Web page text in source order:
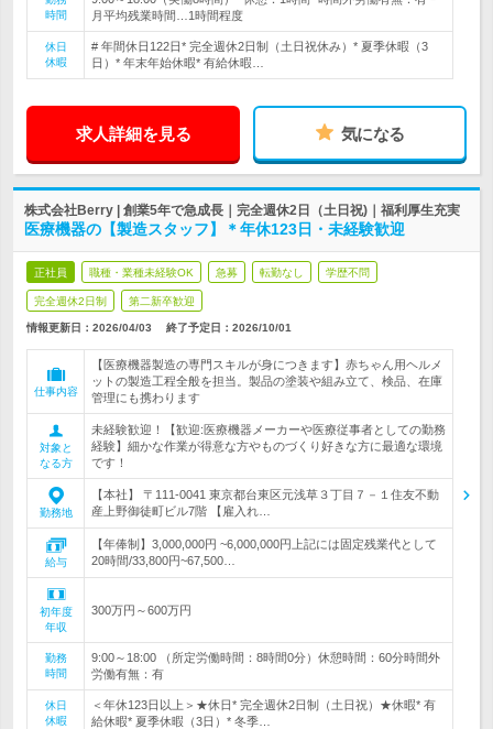
時間
月平均残業時間…1時間程度
休日
休暇
# 年間休日122日* 完全週休2日制（土日祝休み）* 夏季休暇（3
日）* 年末年始休暇* 有給休暇…
求人詳細を見る 気になる
株式会社Berry | 創業5年で急成長｜完全週休2日（土日祝)｜福利厚生充実
医療機器の【製造スタッフ】＊年休123日・未経験歓迎
正社員 職種・業種未経験OK 急募 転勤なし 学歴不問
完全週休2日制 第二新卒歓迎
情報更新日：2026/04/03 終了予定日： 2026/10/01
仕事内容
【医療機器製造の専門スキルが身につきます】赤ちゃん用ヘルメ
ットの製造工程全般を担当。製品の塗装や組み立て、検品、在庫
管理にも携わります
対象と
なる方
未経験歓迎！【歓迎:医療機器メーカーや医療従事者としての勤務
経験】細かな作業が得意な方やものづくり好きな方に最適な環境
です！
勤務地
【本社】 〒111-0041 東京都台東区元浅草３丁目７－１住友不動
産上野御徒町ビル7階 【雇入れ…
給与
【年俸制】3,000,000円 ~6,000,000円上記には固定残業代として
20時間/33,800円~67,500…
初年度
年収
300万円～600万円
勤務
時間
9:00～18:00 （所定労働時間：8時間0分）休憩時間：60分時間外
労働有無：有
休日
休暇
＜年休123日以上＞★休日* 完全週休2日制（土日祝）★休暇* 有
給休暇* 夏季休暇（3日）* 冬季…